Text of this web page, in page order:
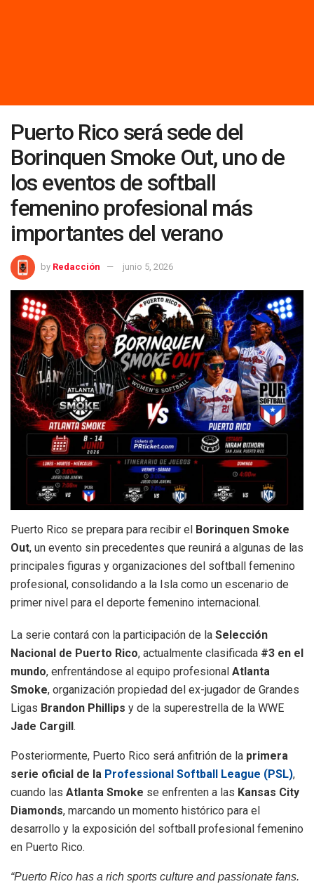
Puerto Rico será sede del
Borinquen Smoke Out, uno de
los eventos de softball
femenino profesional más
importantes del verano
by Redacción junio 5, 2026
Puerto Rico se prepara para recibir el Borinquen Smoke
Out, un evento sin precedentes que reunirá a algunas de las
principales figuras y organizaciones del softball femenino
profesional, consolidando a la Isla como un escenario de
primer nivel para el deporte femenino internacional.
La serie contará con la participación de la Selección
Nacional de Puerto Rico, actualmente clasificada #3 en el
mundo, enfrentándose al equipo profesional Atlanta
Smoke, organización propiedad del ex-jugador de Grandes
Ligas Brandon Phillips y de la superestrella de la WWE
Jade Cargill.
Posteriormente, Puerto Rico será anfitrión de la primera
serie oficial de la Professional Softball League (PSL),
cuando las Atlanta Smoke se enfrenten a las Kansas City
Diamonds, marcando un momento histórico para el
desarrollo y la exposición del softball profesional femenino
en Puerto Rico.
“Puerto Rico has a rich sports culture and passionate fans.